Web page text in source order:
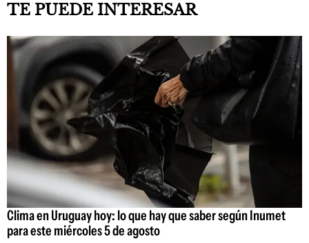
TE PUEDE INTERESAR
Clima en Uruguay hoy: lo que hay que saber según Inumet
para este miércoles 5 de agosto